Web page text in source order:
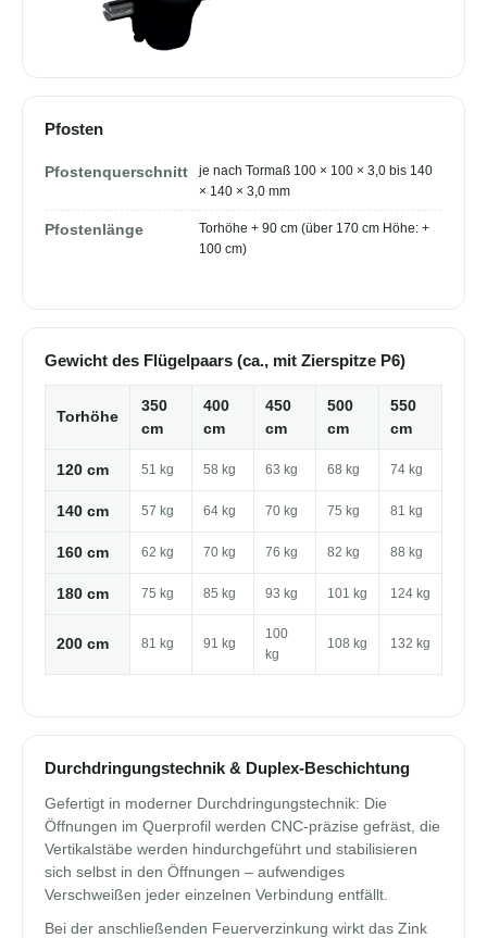
Pfosten
Pfostenquerschnitt
je nach Tormaß 100 × 100 × 3,0 bis 140
× 140 × 3,0 mm
Pfostenlänge
Torhöhe + 90 cm (über 170 cm Höhe: +
100 cm)
Gewicht des Flügelpaars (ca., mit Zierspitze P6)
Torhöhe
350
cm
400
cm
450
cm
500
cm
550
cm
120 cm 51 kg 58 kg 63 kg 68 kg 74 kg
140 cm 57 kg 64 kg 70 kg 75 kg 81 kg
160 cm 62 kg 70 kg 76 kg 82 kg 88 kg
180 cm 75 kg 85 kg 93 kg 101 kg 124 kg
200 cm 81 kg 91 kg
100
kg
108 kg 132 kg
Durchdringungstechnik & Duplex-Beschichtung
Gefertigt in moderner Durchdringungstechnik: Die
Öffnungen im Querprofil werden CNC-präzise gefräst, die
Vertikalstäbe werden hindurchgeführt und stabilisieren
sich selbst in den Öffnungen – aufwendiges
Verschweißen jeder einzelnen Verbindung entfällt.
Bei der anschließenden Feuerverzinkung wirkt das Zink